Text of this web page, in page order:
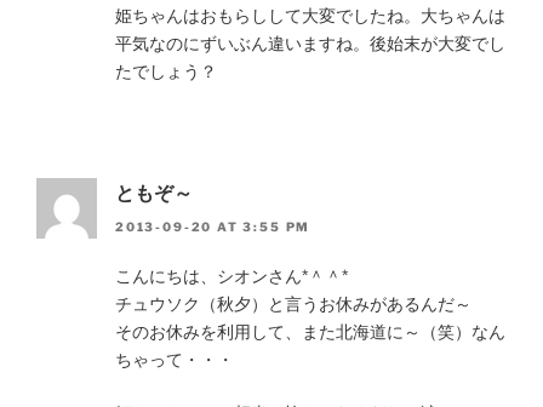
姫ちゃんはおもらしして大変でしたね。大ちゃんは
平気なのにずいぶん違いますね。後始末が大変でし
たでしょう？
ともぞ～
2013-09-20 AT 3:55 PM
こんにちは、シオンさん*＾＾*
チュウソク（秋夕）と言うお休みがあるんだ～
そのお休みを利用して、また北海道に～（笑）なん
ちゃって・・・